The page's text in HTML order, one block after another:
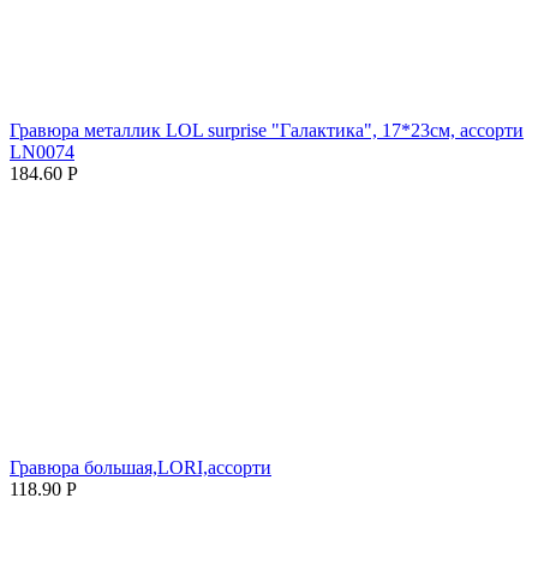
Гравюра металлик LOL surprise "Галактика", 17*23см, ассорти
LN0074
184.60 Р
Гравюра большая,LORI,ассорти
118.90 Р